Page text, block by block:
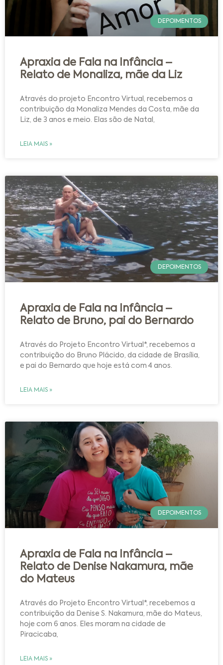
DEPOIMENTOS
Apraxia de Fala na Infância –
Relato de Monaliza, mãe da Liz
Através do projeto Encontro Virtual, recebemos a
contribuição da Monaliza Mendes da Costa, mãe da
Liz, de 3 anos e meio. Elas são de Natal,
LEIA MAIS »
DEPOIMENTOS
Apraxia de Fala na Infância –
Relato de Bruno, pai do Bernardo
Através do Projeto Encontro Virtual*, recebemos a
contribuição do Bruno Plácido, da cidade de Brasília,
e pai do Bernardo que hoje está com 4 anos.
LEIA MAIS »
DEPOIMENTOS
Apraxia de Fala na Infância –
Relato de Denise Nakamura, mãe
do Mateus
Através do Projeto Encontro Virtual*, recebemos a
contribuição da Denise S. Nakamura, mãe do Mateus,
hoje com 6 anos. Eles moram na cidade de
Piracicaba,
LEIA MAIS »